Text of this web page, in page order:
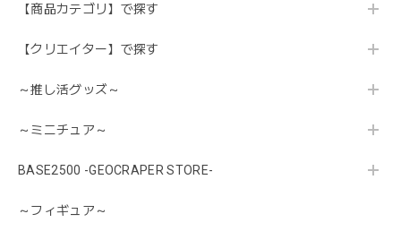
【商品カテゴリ】で探す
【クリエイター】で探す
～推し活グッズ～
～ミニチュア～
BASE2500 -GEOCRAPER STORE-
～フィギュア～